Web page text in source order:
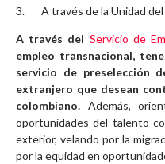
3. A través de la Unidad del
A través del Servicio de
empleo transnacional,
servicio de preselección
extranjero que desean
colombiano. Además,
oportunidades del talento
exterior, velando por la
por la equidad en